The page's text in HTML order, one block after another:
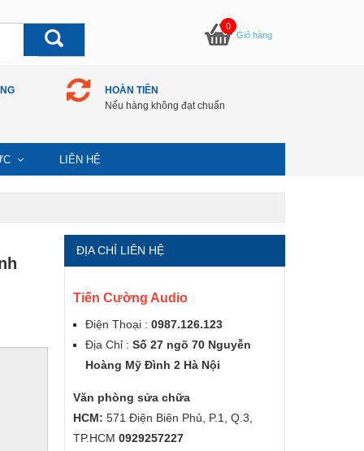
0
Giỏ hàng
HOÀN TIỀN
Nếu hàng không đạt chuẩn
LIÊN HỆ
ĐỊA CHỈ LIÊN HỆ
Tiến Cường Audio
Điện Thoại : 0987.126.123
Địa Chỉ : Số 27 ngõ 70 Nguyễn
Hoàng Mỹ Đình 2 Hà Nội
Văn phòng sửa chữa
HCM: 571 Điện Biên Phủ, P.1, Q.3,
TP.HCM 0929257227